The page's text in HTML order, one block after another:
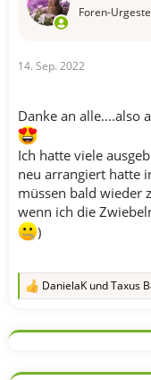
n
Foren-
14. Sep. 2022
Danke an alle....also
Ich hatte viele
neu arrangiert hatte
müssen bald wieder
wenn ich die
)
R
k
DanielaK undTaxus